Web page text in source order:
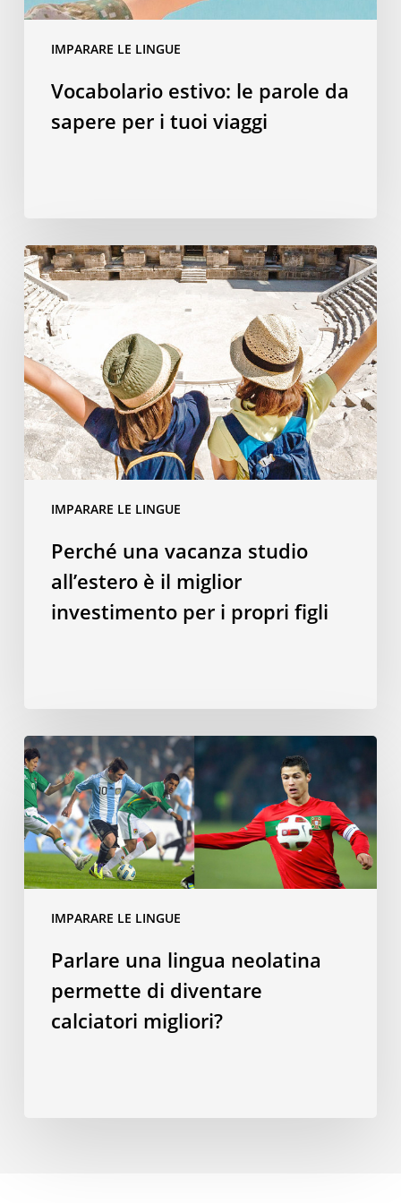
IMPARARE LE LINGUE
viaggi
Vocabolario estivo: le parole da
sapere per i tuoi viaggi
IMPARARE LE LINGUE
Perché
una
vacanza
studio
all’estero
è
il
miglior
investimento
per
propri
Perché una vacanza studio
all’estero è il miglior
investimento per i propri figli
IMPARARE LE LINGUE
Parlare
una
lingua
neolatina
permette
di
diventare
Parlare una lingua neolatina
permette di diventare
calciatori migliori?